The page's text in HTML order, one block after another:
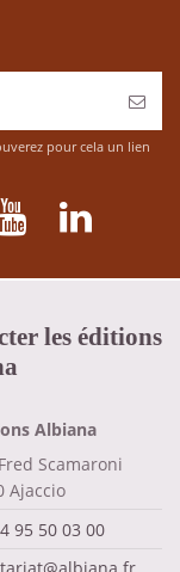
pour cela un lien
les éditions
Albiana
Scamaroni
Ajaccio
95 50 03 00